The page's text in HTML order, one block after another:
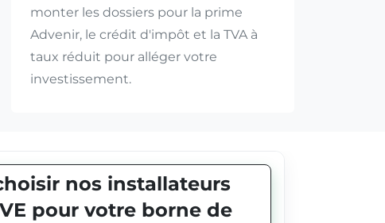
monter les dossiers pour la prime
Advenir, le crédit d'impôt et la TVA à
taux réduit pour alléger votre
investissement.
nos installateurs
pour votre borne de